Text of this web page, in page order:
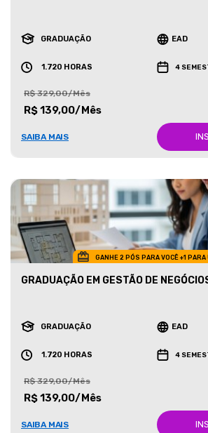
GRADUAÇÃO EAD
1.720 HORAS 4
R$ 329,00/Mês
R$ 139,00/Mês
SAIBA MAIS
GANHE 2 PÓS PARA VOCÊ +1 PARA
GRADUAÇÃO EM GESTÃO DE
GRADUAÇÃO EAD
1.720 HORAS 4
R$ 329,00/Mês
R$ 139,00/Mês
SAIBA MAIS